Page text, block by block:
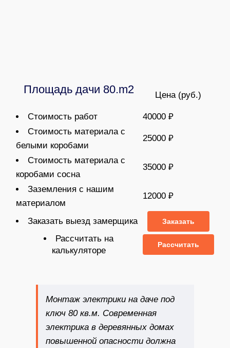
Площадь дачи 80.m2 Цена (руб.)
Стоимость работ
40000 ₽
Стоимость материала с
белыми коробами
25000 ₽
Стоимость материала с
коробами сосна
35000 ₽
Заземления с нашим
материалом
12000 ₽
Заказать выезд замерщика Заказать
Рассчитать на
калькуляторе
Рассчитать
Монтаж электрики на даче под
ключ 80 кв.м. Современная
электрика в деревянных домах
повышенной опасности должна